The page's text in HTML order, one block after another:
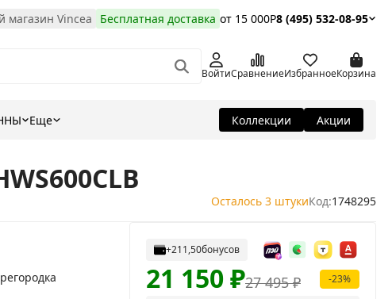
Vincea Бесплатная доставка от 15 000Р8 (495) 532-08-95
ВойтиСравнениеИзбранноеКорзина
Еще Коллекции Акции
Осталось 3 штукиКод:1748295
+211,50бонусов
27 495₽
21 150₽ -23%